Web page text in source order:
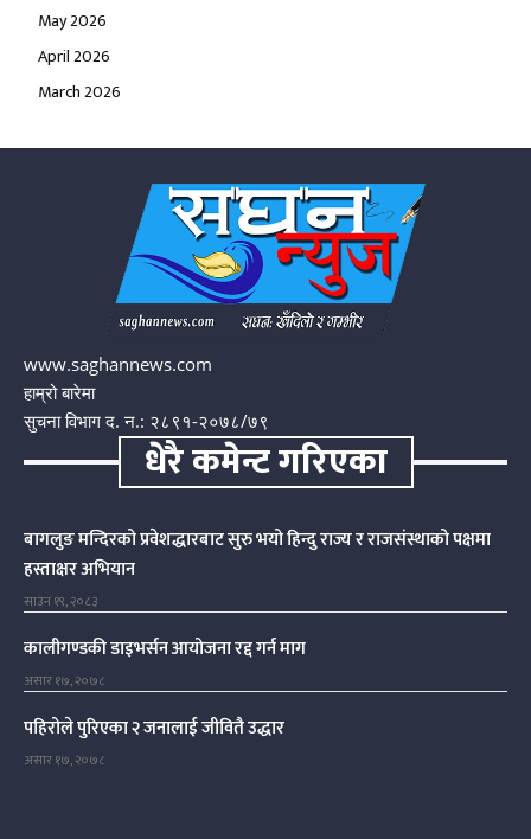
May 2026
April 2026
March 2026
www.saghannews.com
हाम्रो बारेमा
सुचना विभाग द. न.: २८९१-२०७८/७९
धेरै कमेन्ट गरिएका
बागलुङ मन्दिरको प्रवेशद्धारबाट सुरु भयो हिन्दु राज्य र राजसंस्थाको पक्षमा
हस्ताक्षर अभियान
साउन १९, २०८३
कालीगण्डकी डाइभर्सन आयोजना रद्द गर्न माग
असार १७, २०७८
पहिरोले पुरिएका २ जनालाई जीवितै उद्धार
असार १७, २०७८